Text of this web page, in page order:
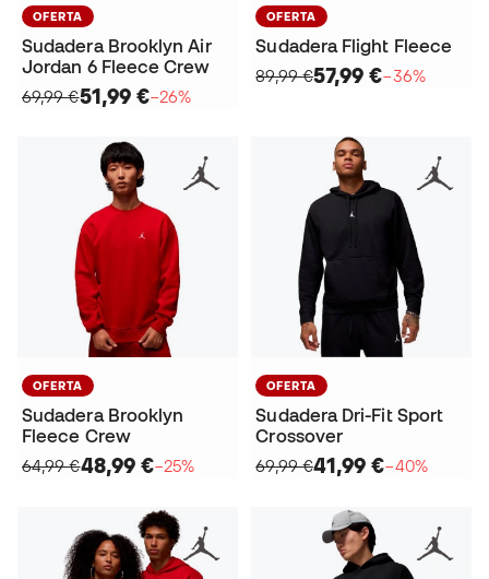
OFERTA
Sudadera Brooklyn Air
Jordan 6 Fleece Crew
69,99 €51,99 €−26%
OFERTA
Sudadera Flight Fleece
89,99 €57,99 €−36%
OFERTA
Sudadera Brooklyn
Fleece Crew
64,99 €48,99 €−25%
OFERTA
Sudadera Dri-Fit Sport
Crossover
69,99 €41,99 €−40%